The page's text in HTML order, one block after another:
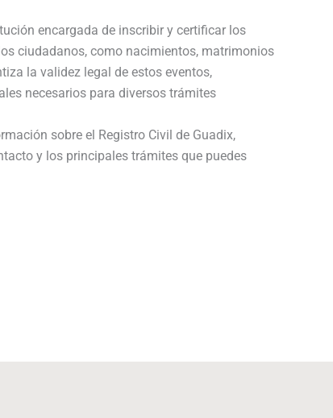
encargada de inscribir y certificar los
ciudadanos, como nacimientos, matrimonios
la validez legal de estos eventos,
necesarios para diversos trámites
sobre el Registro Civil de Guadix,
y los principales trámites que puedes